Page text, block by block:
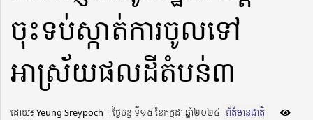
ចុះទប់ស្កាត់ការចូលទៅ
អាស្រ័យផលដីតំបន់៣
ដោយ៖ Yeung Sreypoch ​​ | ថ្ងៃចន្ទ ទី១៥ ខែកក្កដា ឆ្នាំ២០២៤ ព័ត៌មានជាតិ